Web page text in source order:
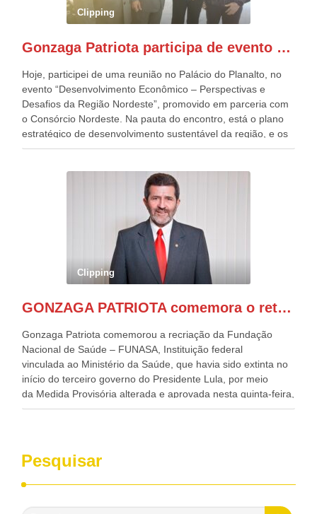
pessoas, só que o número de Patriotas Brasileiros
Independentes, dobrou na Esplanada. Eu, Lula e os
Patriota.
Clipping
Gonzaga Patriota participa de evento em prol do desenvolvimento do Nordeste
Hoje, participei de uma reunião no Palácio do Planalto, no
evento “Desenvolvimento Econômico – Perspectivas e
Desafios da Região Nordeste”, promovido em parceria com
o Consórcio Nordeste. Na pauta do encontro, está o plano
estratégico de desenvolvimento sustentável da região, e os
desafios para a elaboração de políticas públicas, que
evento contou com a presença do Vice-presidente Geraldo
Alckmin, que também ocupa o Ministério do
Desenvolvimento, Indústria, Comércio e Serviços, o ex
governador de Pernambuco, agora Presidente do Banco do
Nordeste, Paulo Câmara, o ex Deputado Federal, e
atualmente Superintendente da SUDENE, Danilo Cabral, da
Governadora de Pernambuco, Raquel Lyra, os ministros da
Casa Civil, Rui Costa, e da Integração e do Desenvolvimento
de todo Nordeste que também ajudam a fomentar o
Clipping
GONZAGA PATRIOTA comemora o retorno da FUNASA
Gonzaga Patriota comemorou a recriação da Fundação
Nacional de Saúde – FUNASA, Instituição federal
vinculada ao Ministério da Saúde, que havia sido extinta no
início do terceiro governo do Presidente Lula, por meio
da Medida Provisória alterada e aprovada nesta quinta-feira,
pelo Congresso Nacional. Gonzaga Patriota disse hoje em
desenvolvimento dos seus municípios e, somente o ano
passado, essa Fundação distribuiu mais de três bilhões de
reais, com suas maravilhosas ações, dentre alas, mais de
Pesquisar